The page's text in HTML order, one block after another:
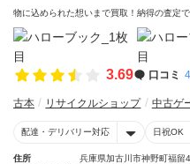
物に込められた想いまで買取！納得の査定
3.69 口コミ
古本 リサイクルショップ 中古ゲ
配達・デリバリー対応 日祝OK
住所
兵庫県加古川市神野町福留